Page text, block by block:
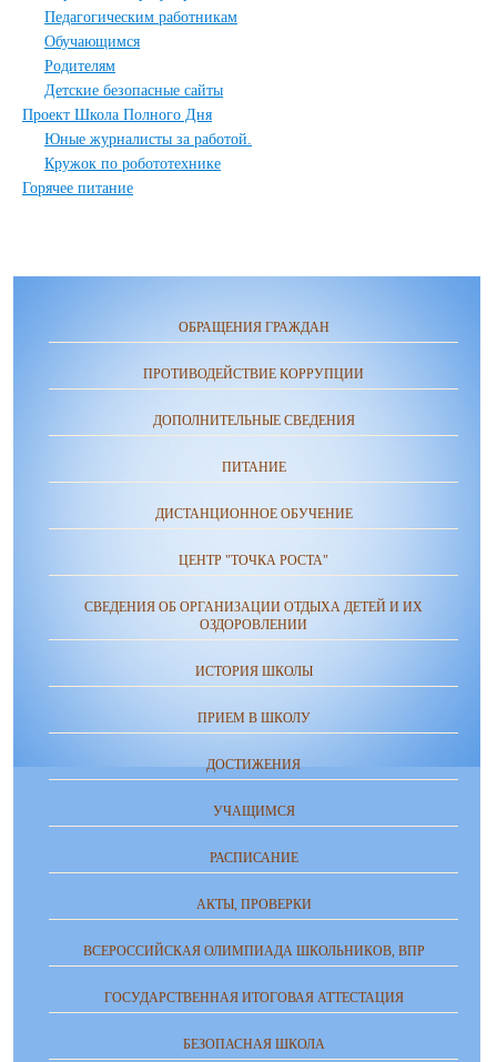
Педагогическим работникам
Обучающимся
Родителям
Детские безопасные сайты
Проект Школа Полного Дня
Юные журналисты за работой.
Кружок по робототехнике
Горячее питание
ОБРАЩЕНИЯ ГРАЖДАН
ПРОТИВОДЕЙСТВИЕ КОРРУПЦИИ
ДОПОЛНИТЕЛЬНЫЕ СВЕДЕНИЯ
ПИТАНИЕ
ДИСТАНЦИОННОЕ ОБУЧЕНИЕ
ЦЕНТР "ТОЧКА РОСТА"
СВЕДЕНИЯ ОБ ОРГАНИЗАЦИИ ОТДЫХА ДЕТЕЙ И ИХ
ОЗДОРОВЛЕНИИ
ИСТОРИЯ ШКОЛЫ
ПРИЕМ В ШКОЛУ
ДОСТИЖЕНИЯ
УЧАЩИМСЯ
РАСПИСАНИЕ
АКТЫ, ПРОВЕРКИ
ВСЕРОССИЙСКАЯ ОЛИМПИАДА ШКОЛЬНИКОВ, ВПР
ГОСУДАРСТВЕННАЯ ИТОГОВАЯ АТТЕСТАЦИЯ
БЕЗОПАСНАЯ ШКОЛА